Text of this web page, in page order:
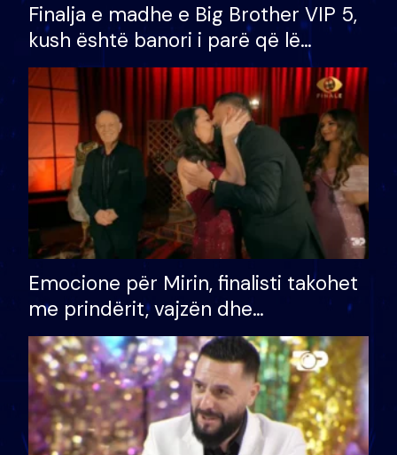
Finalja e madhe e Big Brother VIP 5,
kush është banori i parë që lë
shtëpinë dhe humb mundësinë për
të fituar çmimin e madh
Emocione për Mirin, finalisti takohet
me prindërit, vajzën dhe
bashkëshorten: S’kemi ndonjë letër
divorci apo jo?